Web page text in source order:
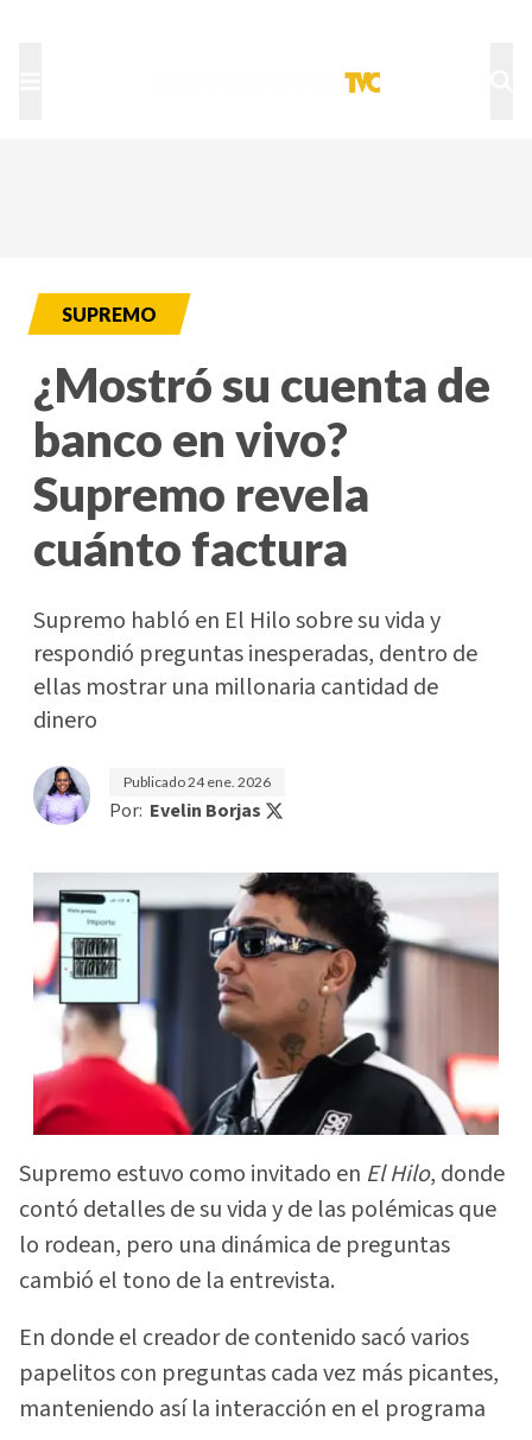
SUPREMO
¿Mostró su cuenta de
banco en vivo?
Supremo revela
cuánto factura
Supremo habló en El Hilo sobre su vida y
respondió preguntas inesperadas, dentro de
ellas mostrar una millonaria cantidad de
dinero
Publicado24 ene. 2026
Por: Evelin Borjas
Supremo estuvo como invitado en El Hilo, donde
contó detalles de su vida y de las polémicas que
lo rodean, pero una dinámica de preguntas
cambió el tono de la entrevista.
En donde el creador de contenido sacó varios
papelitos con preguntas cada vez más picantes,
manteniendo así la interacción en el programa